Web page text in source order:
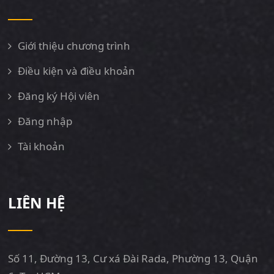
Giới thiệu chương trình
Điều kiện và điều khoản
Đăng ký Hội viên
Đăng nhập
Tài khoản
LIÊN HỆ
Số 11, Đường 13, Cư xá Đài Rada, Phường 13, Quận